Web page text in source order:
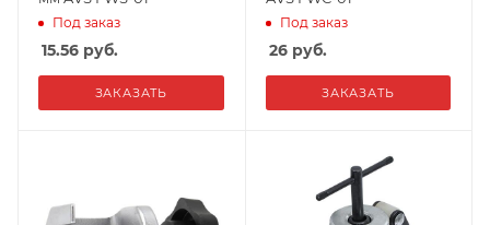
Под заказ
15.56 руб.
ЗАКАЗАТЬ
Под заказ
26руб.
ЗАКАЗАТЬ